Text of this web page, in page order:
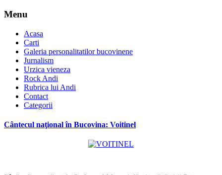
Menu
Acasa
Carti
Galeria personalitatilor bucovinene
Jurnalism
Urzica vieneza
Rock Andi
Rubrica lui Andi
Contact
Categorii
Cântecul naţional în Bucovina: Voitinel